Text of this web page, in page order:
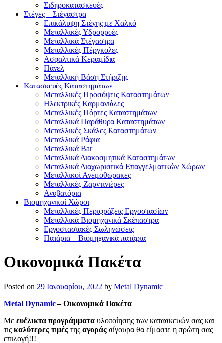
Σιδηροκατασκευές
Στέγες – Στέγαστρα
Επικάλυψη Στέγης με Χαλκό
Μεταλλικές Υδρορροές
Μεταλλικά Στέγαστρα
Μεταλλικές Πέργκολες
Ασφαλτικά Κεραμίδια
Πάνελ
Μεταλλική Βάση Στήριξης
Κατασκευές Καταστημάτων
Μεταλλικές Προσόψεις Καταστημάτων
Ηλεκτρικές Καρμανιόλες
Μεταλλικές Πόρτες Καταστημάτων
Μεταλλικά Παράθυρα Καταστημάτων
Μεταλλικές Σκάλες Καταστημάτων
Μεταλλικά Ράφια
Μεταλλικά Bar
Μεταλλικά Διακοσμητικά Καταστημάτων
Μεταλλικά Διαχωριστικά Επαγγελματικών Χώρων
Μεταλλικοί Ανεμοθώρακες
Μεταλλικές Ζαρντινιέρες
Αναβατόρια
Βιομηχανικοί Χώροι
Μεταλλικές Περιφράξεις Εργοστασίων
Μεταλλικά Βιομηχανικά Σκέπαστρα
Εργοστασιακές Σωληνώσεις
Πατάρια – Βιομηχανικά πατάρια
Οικονομικά Πακέτα
Posted on 29 Ιανουαρίου, 2022 by Metal Dynamic
Metal Dynamic– Οικονομικά Πακέτα
Με ευέλικτα προγράμματα υλοποίησης των κατασκευών σας και
τις καλύτερες τιμές της αγοράς σίγουρα θα είμαστε η πρώτη σας
επιλογή!!!